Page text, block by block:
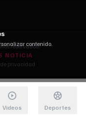
reservados.
NOTICIA
de privacidad
contenido.
Videos Deportes